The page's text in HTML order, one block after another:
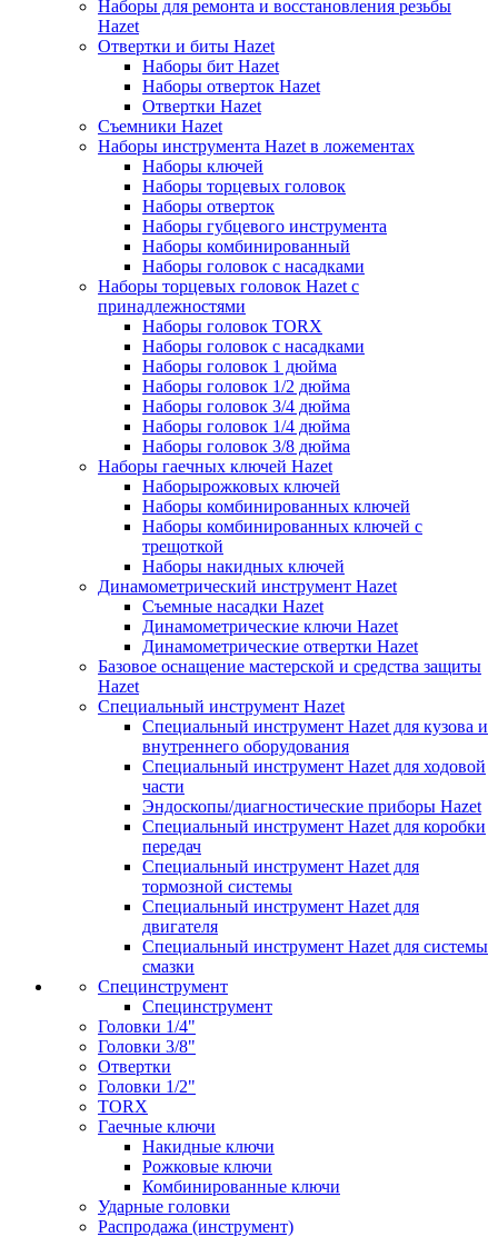
Наборы для ремонта и восстановления резьбы
Hazet
Отвертки и биты Hazet
Наборы бит Hazet
Наборы отверток Hazet
Отвертки Hazet
Съемники Hazet
Наборы инструмента Hazet в ложементах
Наборы ключей
Наборы торцевых головок
Наборы отверток
Наборы губцевого инструмента
Наборы комбинированный
Наборы головок с насадками
Наборы торцевых головок Hazet с
принадлежностями
Наборы головок TORX
Наборы головок с насадками
Наборы головок 1 дюйма
Наборы головок 1/2 дюйма
Наборы головок 3/4 дюйма
Наборы головок 1/4 дюйма
Наборы головок 3/8 дюйма
Наборы гаечных ключей Hazet
Наборырожковых ключей
Наборы комбинированных ключей
Наборы комбинированных ключей с
трещоткой
Наборы накидных ключей
Динамометрический инструмент Hazet
Съемные насадки Hazet
Динамометрические ключи Hazet
Динамометрические отвертки Hazet
Базовое оснащение мастерской и средства защиты
Hazet
Специальный инструмент Hazet
Специальный инструмент Hazet для кузова и
внутреннего оборудования
Специальный инструмент Hazet для ходовой
части
Эндоскопы/диагностические приборы Hazet
Специальный инструмент Hazet для коробки
передач
Специальный инструмент Hazet для
тормозной системы
Специальный инструмент Hazet для
двигателя
Специальный инструмент Hazet для системы
смазки
Специнструмент
Специнструмент
Головки 1/4"
Головки 3/8"
Отвертки
Головки 1/2"
TORX
Гаечные ключи
Накидные ключи
Рожковые ключи
Комбинированные ключи
Ударные головки
Распродажа (инструмент)